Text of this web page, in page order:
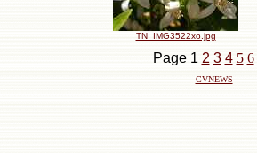
TN_IMG3522xo.jpg
Page 1 2 3 4 5 6
CVNEWS